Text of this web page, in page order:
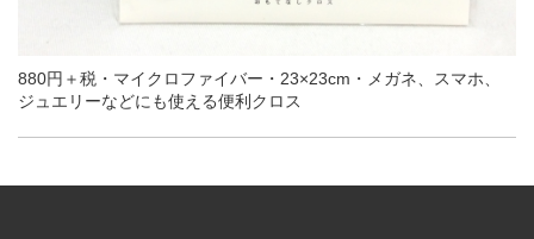
880円＋税・マイクロファイバー・23×23cm・メガネ、スマホ、
ジュエリーなどにも使える便利クロス